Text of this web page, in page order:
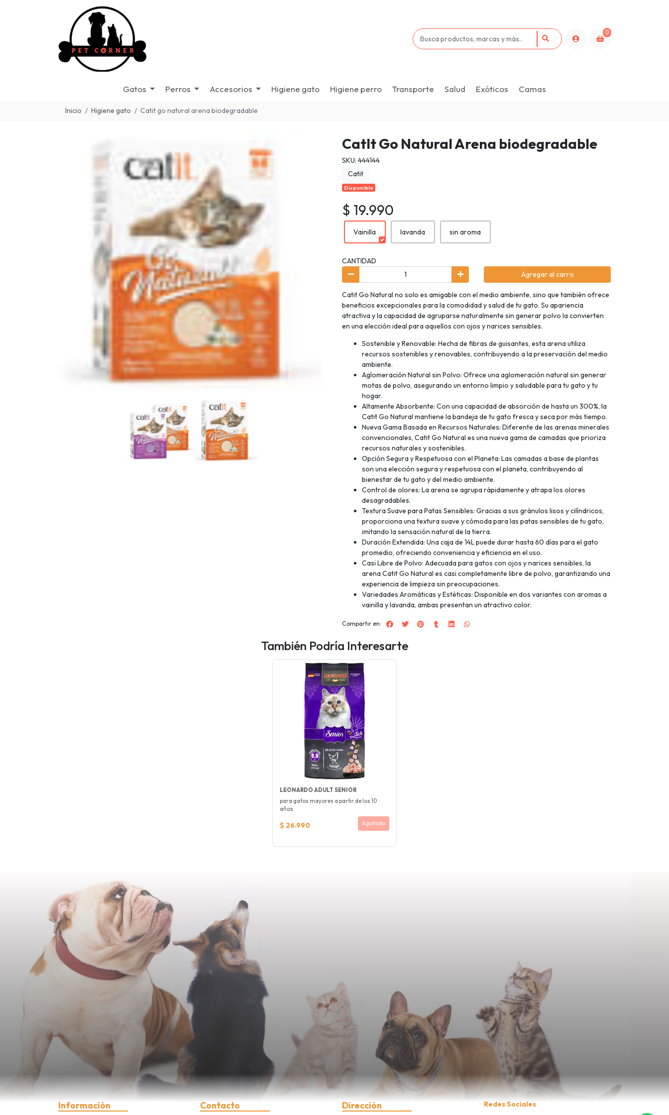
0
Gatos Perros Accesorios Higiene gato Higiene perro Transporte Salud Exóticos Camas
Inicio Higiene gato Catit go natural arena biodegradable
CatIt Go Natural Arena biodegradable
SKU: 444144
Catit
Disponible
$ 19.990
Vainilla lavanda sin aroma
CANTIDAD
Agregar al carro
Catit Go Natural no solo es amigable con el medio ambiente, sino que también ofrece
beneficios excepcionales para la comodidad y salud de tu gato. Su apariencia
atractiva y la capacidad de agruparse naturalmente sin generar polvo la convierten
en una elección ideal para aquellos con ojos y narices sensibles.
Sostenible y Renovable: Hecha de fibras de guisantes, esta arena utiliza
recursos sostenibles y renovables, contribuyendo a la preservación del medio
ambiente.
Aglomeración Natural sin Polvo: Ofrece una aglomeración natural sin generar
motas de polvo, asegurando un entorno limpio y saludable para tu gato y tu
hogar.
Altamente Absorbente: Con una capacidad de absorción de hasta un 300%, la
Catit Go Natural mantiene la bandeja de tu gato fresca y seca por más tiempo.
Nueva Gama Basada en Recursos Naturales: Diferente de las arenas minerales
convencionales, Catit Go Natural es una nueva gama de camadas que prioriza
recursos naturales y sostenibles.
Opción Segura y Respetuosa con el Planeta: Las camadas a base de plantas
son una elección segura y respetuosa con el planeta, contribuyendo al
bienestar de tu gato y del medio ambiente.
Control de olores: La arena se agrupa rápidamente y atrapa los olores
desagradables.
Textura Suave para Patas Sensibles: Gracias a sus gránulos lisos y cilíndricos,
proporciona una textura suave y cómoda para las patas sensibles de tu gato,
imitando la sensación natural de la tierra.
Duración Extendida: Una caja de 14L puede durar hasta 60 días para el gato
promedio, ofreciendo conveniencia y eficiencia en el uso.
Casi Libre de Polvo: Adecuada para gatos con ojos y narices sensibles, la
arena Catit Go Natural es casi completamente libre de polvo, garantizando una
experiencia de limpieza sin preocupaciones.
Variedades Aromáticas y Estéticas: Disponible en dos variantes con aromas a
vainilla y lavanda, ambas presentan un atractivo color.
Compartir en:
También Podría Interesarte
LEONARDO ADULT SENIOR
para gatos mayores a partir de los 10
años.
$ 26.990 Agotado
Información Contacto Dirección Redes Sociales